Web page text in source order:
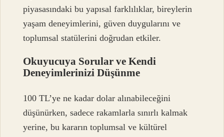
piyasasındaki bu yapısal farklılıklar, bireylerin
yaşam deneyimlerini, güven duygularını ve
toplumsal statülerini doğrudan etkiler.
Okuyucuya Sorular ve Kendi
Deneyimlerinizi Düşünme
100 TL’ye ne kadar dolar alınabileceğini
düşünürken, sadece rakamlarla sınırlı kalmak
yerine, bu kararın toplumsal ve kültürel